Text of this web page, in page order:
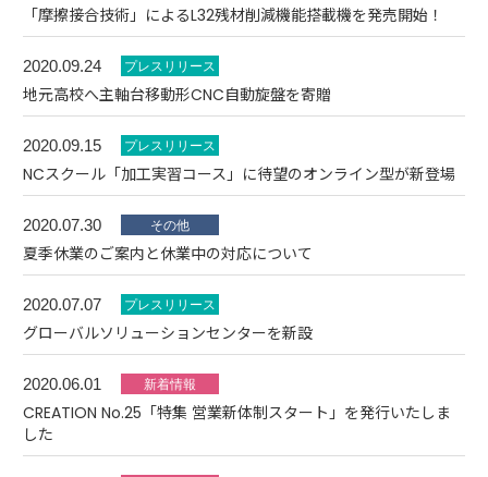
「摩擦接合技術」によるL32残材削減機能搭載機を発売開始！
2020.09.24
地元高校へ主軸台移動形CNC自動旋盤を寄贈
2020.09.15
NCスクール「加工実習コース」に待望のオンライン型が新登場
2020.07.30
夏季休業のご案内と休業中の対応について
2020.07.07
グローバルソリューションセンターを新設
2020.06.01
CREATION No.25「特集 営業新体制スタート」を発行いたしま
した